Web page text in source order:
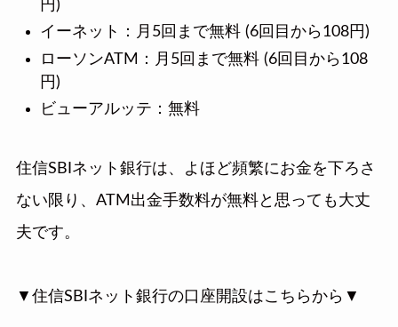
円)
イーネット：月5回まで無料 (6回目から108円)
ローソンATM：月5回まで無料 (6回目から108
円)
ビューアルッテ：無料
住信SBIネット銀行は、よほど頻繁にお金を下ろさ
ない限り、ATM出金手数料が無料と思っても大丈
夫です。
▼住信SBIネット銀行の口座開設はこちらから▼